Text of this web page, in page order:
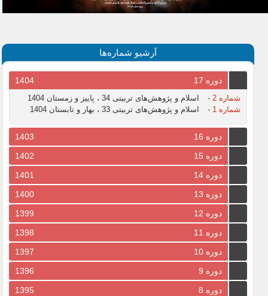
آرشیو شماره‌ها
دوره 17 1404
شماره 2 -
اسلام و پژوهش‌های تربیتی 34 ، پاییز و زمستان 1404
شماره 1
- اسلام و پژوهش‌های تربیتی 33 ، بهار و تابستان 1404
دوره 16
1403
دوره 15
1402
دوره 14
1401
دوره 13
1400
دوره 12
1399
دوره 11
1398
دوره 10
1397
دوره 9
1396
دوره 8
1395